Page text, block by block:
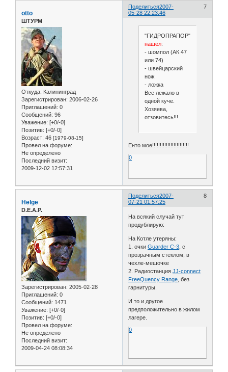
Поделиться 7
2007-
05-28 22:23:46
otto
ШТУРМ
Откуда: Калининград
Зарегистрирован: 2006-02-26
Приглашений: 0
Сообщений: 96
Уважение: [+0/-0]
Позитив: [+0/-0]
Возраст: 46 [1979-08-15]
Провел на форуме:
Не определено
Последний визит:
2009-12-02 12:57:31
"ГИДРОПРАПОР"
нашел:
- шомпол (АК 47
или 74)
- швейцарский
нож
- ложка
Все лежало в
одной куче.
Хозяева,
отзовитесь!!!
Енто мое!!!!!!!!!!!!!!!!!!!!!!!!
0
Поделиться 8
2007-
07-21 01:57:25
Helge
D.E.A.P.
Зарегистрирован: 2005-02-28
Приглашений: 0
Сообщений: 1471
Уважение: [+0/-0]
Позитив: [+0/-0]
Провел на форуме:
Не определено
Последний визит:
2009-04-24 08:08:34
На всякий случай тут
продублирую:
На Котле утеряны:
1. очкиGuarder C-3 , с
прозрачным стеклом, в
чехле-мешочке
2. РадиостанцияJJ-connect
FreeQuency Range , без
гарнитуры.
И то и другое
предположительно в жилом
лагере.
0